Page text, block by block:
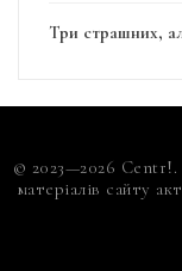
Три страшних,
© 2023—2026 Centr!.
матеріалів сайту